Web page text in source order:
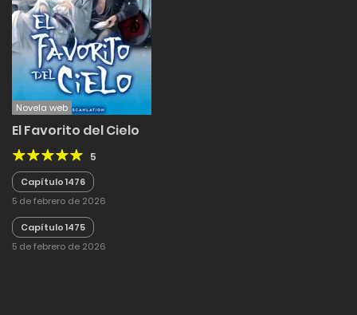
Novela web
El Favorito del Cielo
5
Capítulo 1476
5 de febrero de 2026
Capítulo 1475
5 de febrero de 2026